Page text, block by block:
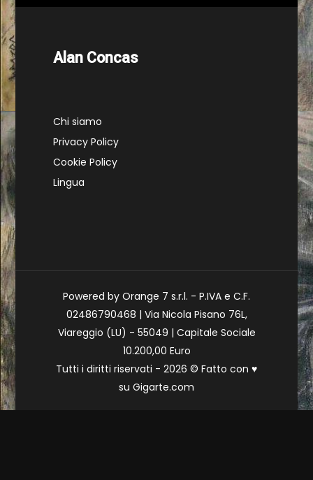
Alan Concas
Chi siamo
Privacy Policy
Cookie Policy
Lingua
Powered by Orange 7 s.r.l. - P.IVA e C.F.
02486790468 | Via Nicola Pisano 76L,
Viareggio (LU) - 55049 | Capitale Sociale
10.200,00 Euro
Tutti i diritti riservati - 2026 © Fatto con ♥
su Gigarte.com